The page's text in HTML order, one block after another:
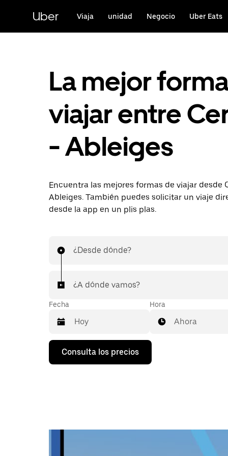
contenido
principal
Uber Viaja unidad Negocio Uber Eats
La mejor
viajar entre
- Ableiges
Encuentra las mejores formas de viajar desde
Ableiges. También puedes solicitar un viaje
desde la app en un plis plas.
¿Desde dónde?
¿A dónde vamos?
Fecha
Pulsa
flecha
y
Hora
Ahora
Consulta los precios